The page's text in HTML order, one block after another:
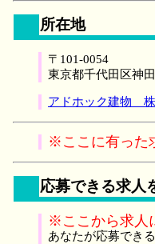
所在地
〒101-0054
東京都千代田区神
アドホック建物 株
※ここに有った
応募できる求人
※ここから求人
あなたが応募でき